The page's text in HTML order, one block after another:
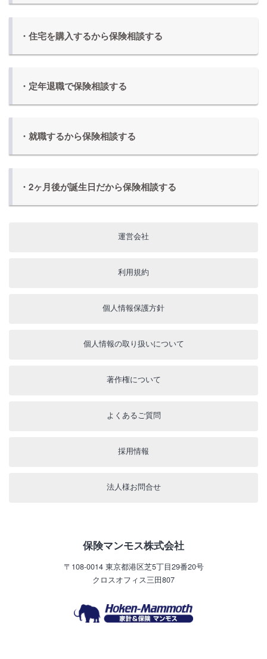
・住宅を購入するから保険相談する
・定年退職で保険相談する
・就職するから保険相談する
・2ヶ月後が誕生日だから保険相談する
運営会社
利用規約
個人情報保護方針
個人情報の取り扱いについて
著作権について
よくあるご質問
採用情報
法人様お問合せ
保険マンモス株式会社
〒108-0014東京都港区芝5丁目29番20号
クロスオフィス三田807